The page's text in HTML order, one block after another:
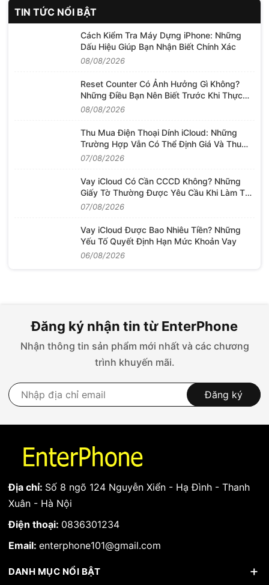
TIN TỨC NỔI BẬT
Cách Kiểm Tra Máy Dựng iPhone: Những
Dấu Hiệu Giúp Bạn Nhận Biết Chính Xác
08/08/2026
Reset Counter Có Ảnh Hưởng Gì Không?
Những Điều Bạn Nên Biết Trước Khi Thực
Hiện
08/08/2026
Thu Mua Điện Thoại Dính iCloud: Những
Trường Hợp Vẫn Có Thể Định Giá Và Thu
Mua
07/08/2026
Vay iCloud Có Cần CCCD Không? Những
Giấy Tờ Thường Được Yêu Cầu Khi Làm Thủ
Tục
07/08/2026
Vay iCloud Được Bao Nhiêu Tiền? Những
Yếu Tố Quyết Định Hạn Mức Khoản Vay
06/08/2026
Đăng ký nhận tin từ EnterPhone
Nhận thông tin sản phẩm mới nhất và các chương
trình khuyến mãi.
Đăng ký
Địa chỉ: Số 8 ngõ 124 Nguyễn Xiển - Hạ Đình - Thanh
Xuân - Hà Nội
Điện thoại: 0836301234
Email: enterphone101@gmail.com
DANH MỤC NỔI BẬT